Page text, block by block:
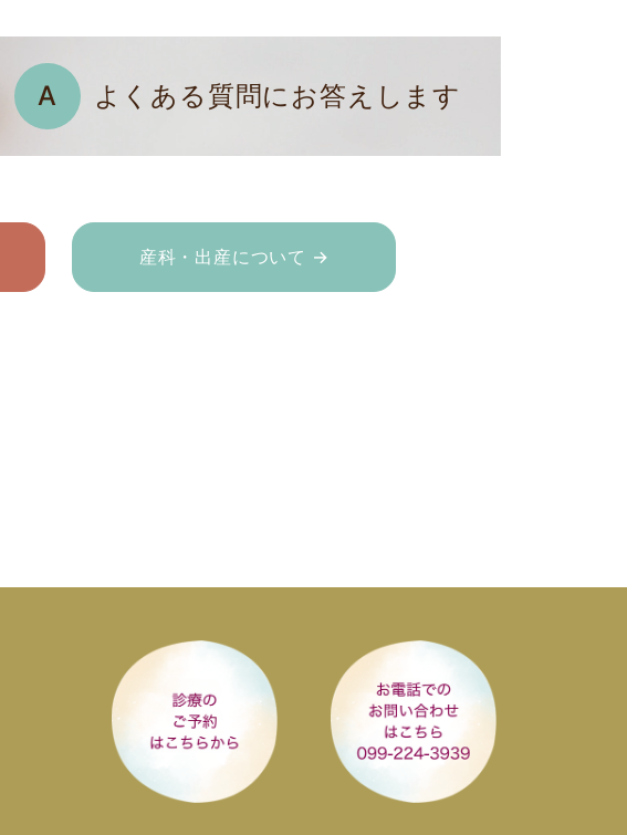
A よくある質問にお答えします
産科・出産について →